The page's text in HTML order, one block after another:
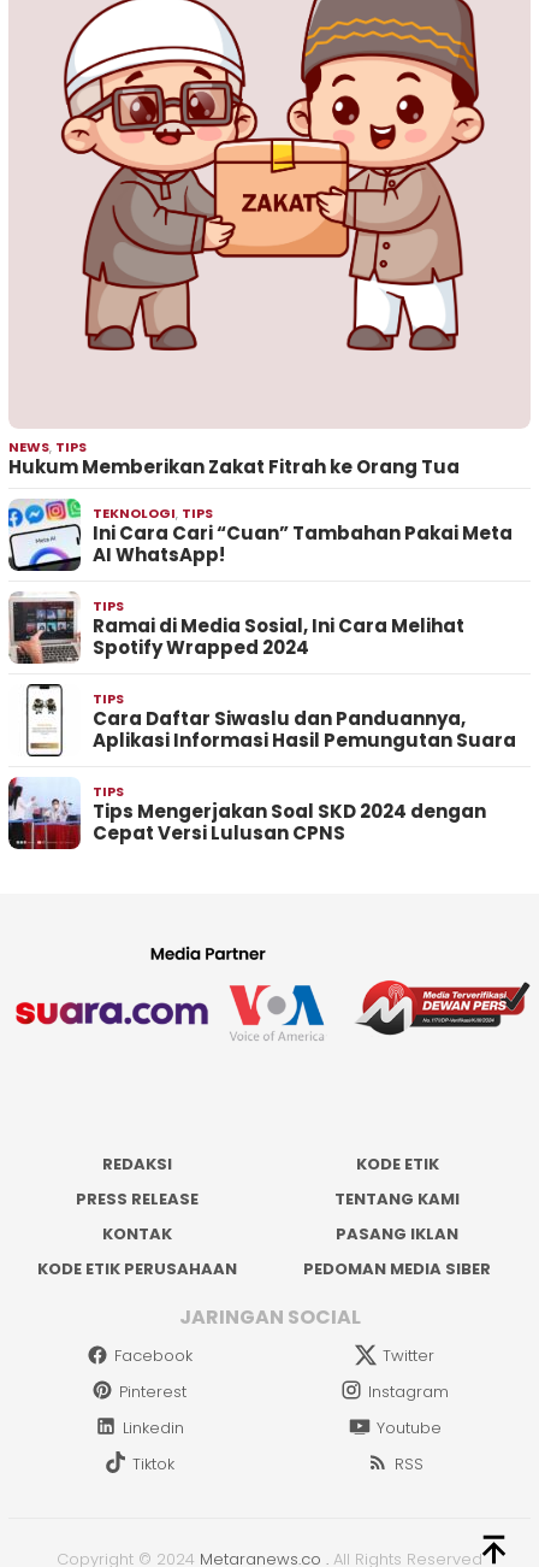
NEWS, TIPS
Hukum Memberikan Zakat Fitrah ke Orang Tua
TEKNOLOGI, TIPS
Ini Cara Cari “Cuan” Tambahan Pakai Meta
AI WhatsApp!
TIPS
Ramai di Media Sosial, Ini Cara Melihat
Spotify Wrapped 2024
TIPS
Cara Daftar Siwaslu dan Panduannya,
Aplikasi Informasi Hasil Pemungutan Suara
TIPS
Tips Mengerjakan Soal SKD 2024 dengan
Cepat Versi Lulusan CPNS
REDAKSI
KODE ETIK
PRESS RELEASE
TENTANG KAMI
KONTAK
PASANG IKLAN
KODE ETIK PERUSAHAAN
PEDOMAN MEDIA SIBER
JARINGAN SOCIAL
Facebook
Twitter
Pinterest
Instagram
Linkedin
Youtube
Tiktok
RSS
Copyright © 2024 Metaranews.co . All Rights Reserved